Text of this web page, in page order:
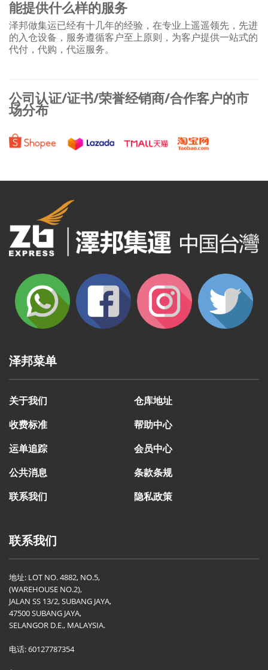
能提供什么样的服务
泽邦做集运已经有十几年的经验，在专业上遥遥领先，先进
的入仓设备，服务遵循客户至上原则，为客户提供一站式的
代付，代购，代运服务。
公司认证/证书/荣誉经销商/合作客户的市
场分布
泽邦菜单
关于我们
收费标准
运单追踪
公共消息
联系我们
仓库地址
帮助中心
会员中心
条款条规
隐私政策
联系我们
地址: LOT NO. 4882, NO.5,
(WAREHOUSE NO.2),
JALAN SS 13/2, SUBANG JAYA,
47500 SUBANG JAYA,
SELANGOR D.E., MALAYSIA.
电话: 60127787354